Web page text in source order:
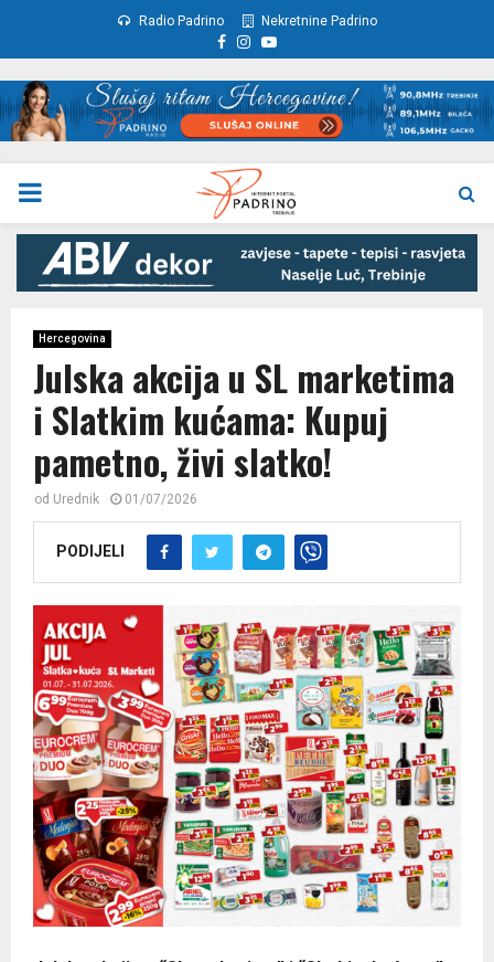
Radio Padrino Nekretnine Padrino
Facebook
Instagram
Youtube
PRIMARY
MENU
Hercegovina
Julska akcija u SL marketima
i Slatkim kućama: Kupuj
pametno, živi slatko!
od Urednik 01/07/2026
PODIJELI